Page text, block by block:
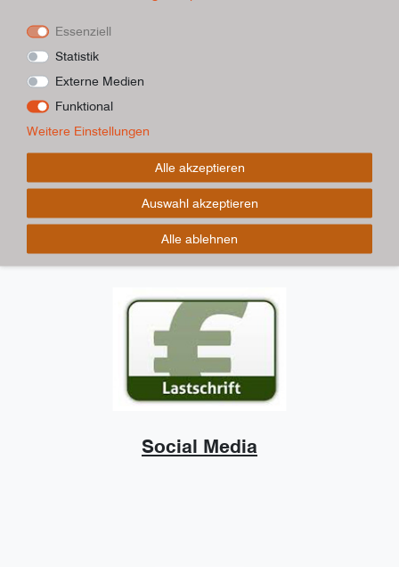
Social Media
Essenziell
Statistik
Externe Medien
Funktional
Weitere Einstellungen
Alle akzeptieren
Auswahl akzeptieren
Alle ablehnen